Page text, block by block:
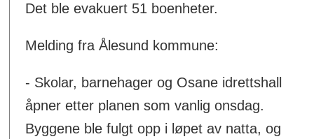
Det ble evakuert 51 boenheter.
Melding fra Ålesund kommune:
- Skolar, barnehager og Osane idrettshall
åpner etter planen som vanlig onsdag.
Byggene ble fulgt opp i løpet av natta, og